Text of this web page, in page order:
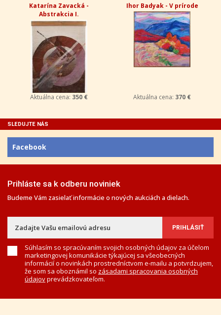
Katarína Zavacká -
Abstrakcia I.
Aktuálna cena: 350 €
Ihor Badyak - V prírode
Aktuálna cena: 370 €
SLEDUJTE NÁS
Facebook
Prihláste sa k odberu noviniek
Budeme Vám zasielať informácie o nových aukciách a dielach.
Súhlasím so spracúvaním svojich osobných údajov za účelom
marketingovej komunikácie týkajúcej sa všeobecných
informácií o novinkách prostredníctvom e-mailu a potvrdzujem,
že som sa oboznámil so zásadami spracovania osobných
údajovprevádzkovateľom.